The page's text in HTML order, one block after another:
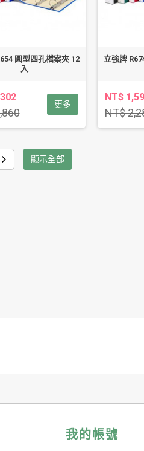
圓型四孔檔案夾 12
入
更多
立強牌
NT$
NT$
顯示全部
我的帳號